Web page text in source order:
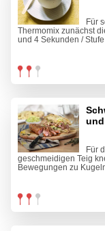
Für
Thermomix zunächst
und 4 Sekunden /
Für
geschmeidigen Teig
Bewegungen zu